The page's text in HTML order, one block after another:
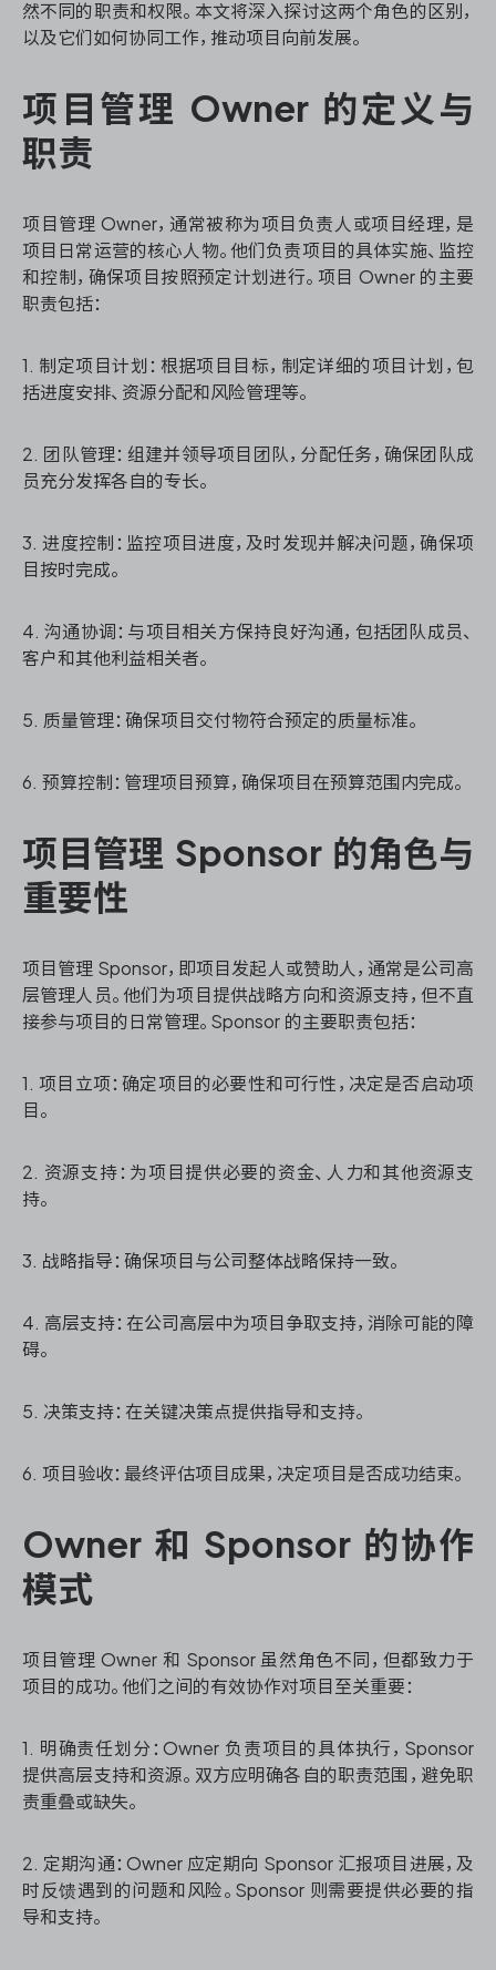
服务台和工单管理
IPD 研发管理
ASPICE 研发管理
ONES 资讯
ONES 资讯
然不同的职责和权限。本文将深入探讨这两个角色的区别，
以及它们如何协同工作，推动项目向前发展。
项目管理 Owner 的定义与
职责
项目管理 Owner，通常被称为项目负责人或项目经理，是
项目日常运营的核心人物。他们负责项目的具体实施、监控
和控制，确保项目按照预定计划进行。项目 Owner 的主要
职责包括：
1. 制定项目计划：根据项目目标，制定详细的项目计划，包
括进度安排、资源分配和风险管理等。
2. 团队管理：组建并领导项目团队，分配任务，确保团队成
员充分发挥各自的专长。
3. 进度控制：监控项目进度，及时发现并解决问题，确保项
目按时完成。
4. 沟通协调：与项目相关方保持良好沟通，包括团队成员、
客户和其他利益相关者。
5. 质量管理：确保项目交付物符合预定的质量标准。
6. 预算控制：管理项目预算，确保项目在预算范围内完成。
项目管理 Sponsor 的角色与
重要性
项目管理 Sponsor，即项目发起人或赞助人，通常是公司高
层管理人员。他们为项目提供战略方向和资源支持，但不直
接参与项目的日常管理。Sponsor 的主要职责包括：
1. 项目立项：确定项目的必要性和可行性，决定是否启动项
目。
2. 资源支持：为项目提供必要的资金、人力和其他资源支
持。
3. 战略指导：确保项目与公司整体战略保持一致。
4. 高层支持：在公司高层中为项目争取支持，消除可能的障
碍。
5. 决策支持：在关键决策点提供指导和支持。
6. 项目验收：最终评估项目成果，决定项目是否成功结束。
Owner 和 Sponsor 的协作
模式
项目管理 Owner 和 Sponsor 虽然角色不同，但都致力于
项目的成功。他们之间的有效协作对项目至关重要：
1. 明确责任划分：Owner 负责项目的具体执行，Sponsor
提供高层支持和资源。双方应明确各自的职责范围，避免职
责重叠或缺失。
2. 定期沟通：Owner 应定期向 Sponsor 汇报项目进展，及
时反馈遇到的问题和风险。Sponsor 则需要提供必要的指
导和支持。